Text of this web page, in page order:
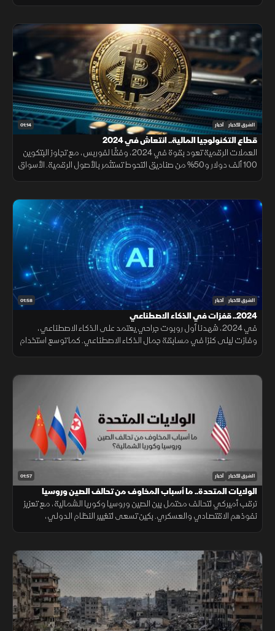
والتهجير.
01:14 الشرق للأخبار أخبار
قطاع التكنولوجيا المالية.. انتعاش في 2024
العملات الرقمية تعود بقوة في 2024، وفقًا لفوربس، مع تجاوز البتكوين
100 ألف دولار و50% من صناديق التحوط تستثمر بالأصول الرقمية. الأسواق
01:58 الشرق للأخبار أخبار
2024.. قفزات في الذكاء الاصطناعي
في 2024، شهدنا أول روبوت جراحي يعتمد على الذكاء الاصطناعي،
وفازت ليلى كنزا في مسابقة جمال الذكاء الاصطناعي. كما توسع استخدام
01:57 الشرق للأخبار أخبار
الولايات المتحدة.. ما أسباب المخاوف من تحالف الصين وروسيا
وكوريا الشمالية؟
ترقب أميركي لتحالف محتمل بين الصين وروسيا وكوريا الشمالية، مع تعزيز
نفوذهم الاقتصادي والعسكري. بكين تسعى لتغيير النظام الدولي،